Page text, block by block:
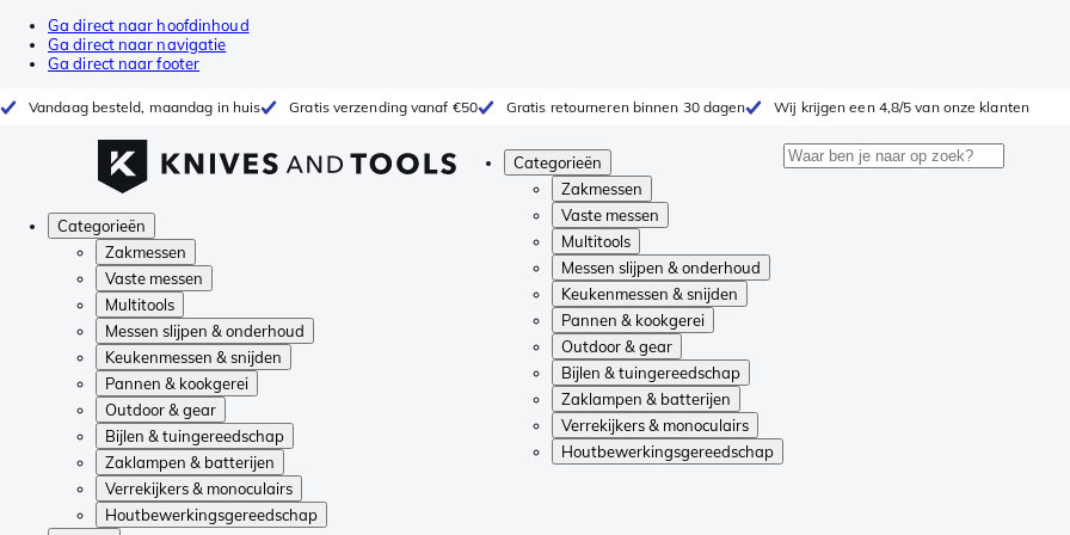
Ga direct naar hoofdinhoud
Ga direct naar navigatie
Ga direct naar footer
Vandaag besteld, maandag in huis Gratis verzending vanaf €50 Gratis retourneren binnen 30 dagen Wij krijgen een 4,8/5 van onze klanten
Categorieën
Zakmessen
Vaste messen
Multitools
Messen slijpen & onderhoud
Keukenmessen & snijden
Pannen & kookgerei
Outdoor & gear
Bijlen & tuingereedschap
Zaklampen & batterijen
Verrekijkers & monoculairs
Houtbewerkingsgereedschap
Categorieën
Zakmessen
Vaste messen
Multitools
Messen slijpen & onderhoud
Keukenmessen & snijden
Pannen & kookgerei
Outdoor & gear
Bijlen & tuingereedschap
Zaklampen & batterijen
Verrekijkers & monoculairs
Houtbewerkingsgereedschap